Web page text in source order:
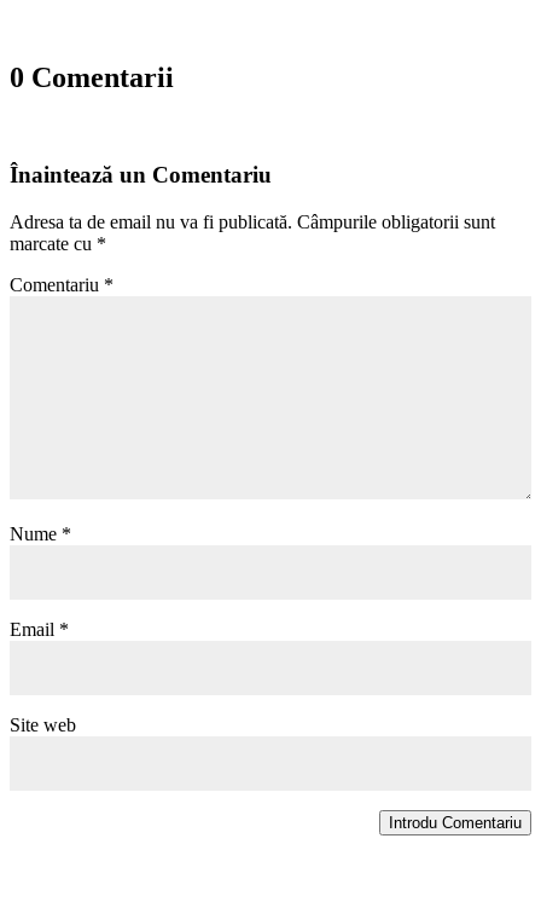
0 Comentarii
Înaintează un Comentariu
Adresa ta de email nu va fi publicată. Câmpurile obligatorii sunt
marcate cu *
Comentariu *
Nume *
Email *
Site web
Introdu Comentariu